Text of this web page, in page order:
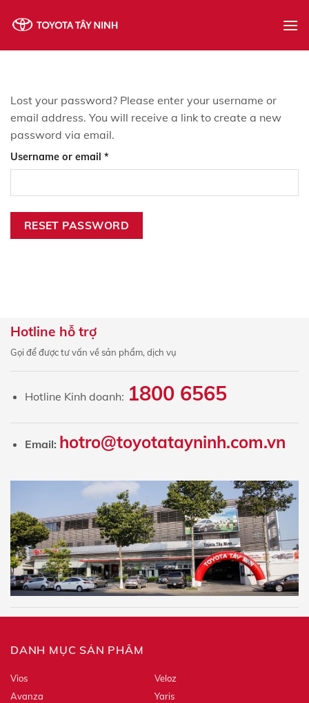
Lost your password? Please enter your username or
email address. You will receive a link to create a new
password via email.
Username or email *
RESET PASSWORD
Hotline hỗ trợ
Gọi để được tư vấn về sản phẩm, dịch vụ
Hotline Kinh doanh: 1800 6565
Email: hotro@toyotatayninh.com.vn
DANH MỤC SẢN PHẨM
Vios
Veloz
Avanza
Yaris